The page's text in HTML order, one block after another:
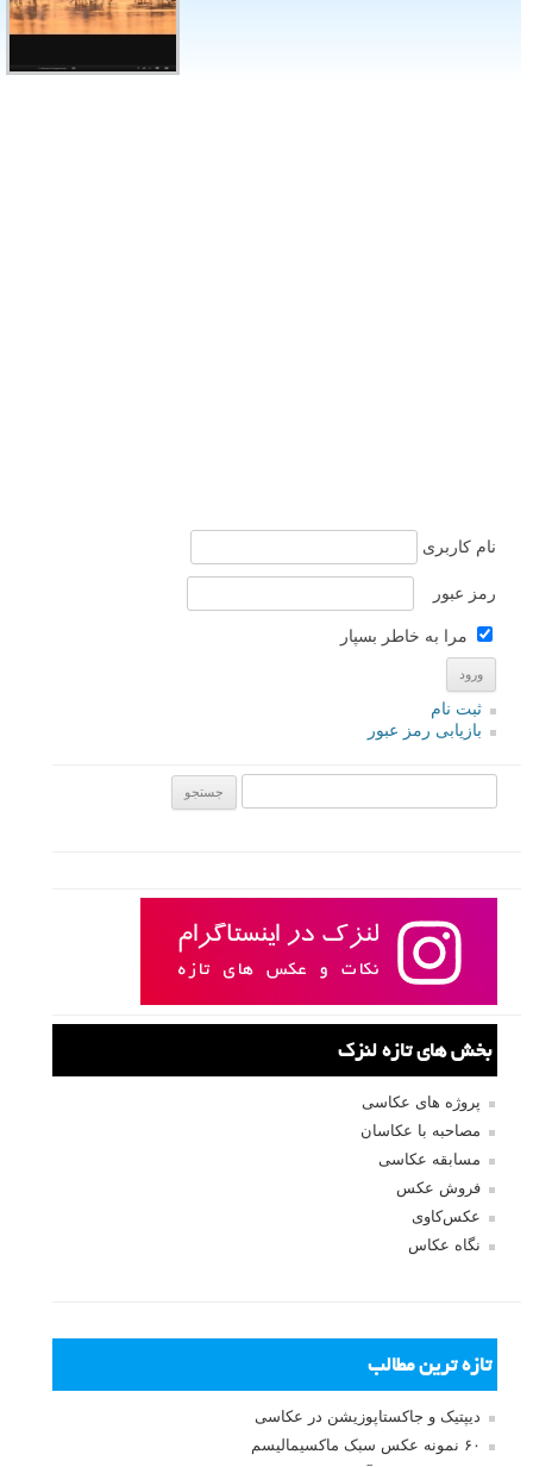
نام کاربری
رمز عبور
مرا به خاطر بسپار
ثبت نام
بازیابی رمز عبور
بخش های تازه لنزک
پروژه های عکاسی
مصاحبه با عکاسان
مسابقه عکاسی
فروش عکس
عکس‌کاوی
نگاه عکاس
تازه ترین مطالب
دیپتیک و جاکستا‌پوزیشن در عکاسی
۶۰ نمونه عکس سبک ماکسیمالیسم